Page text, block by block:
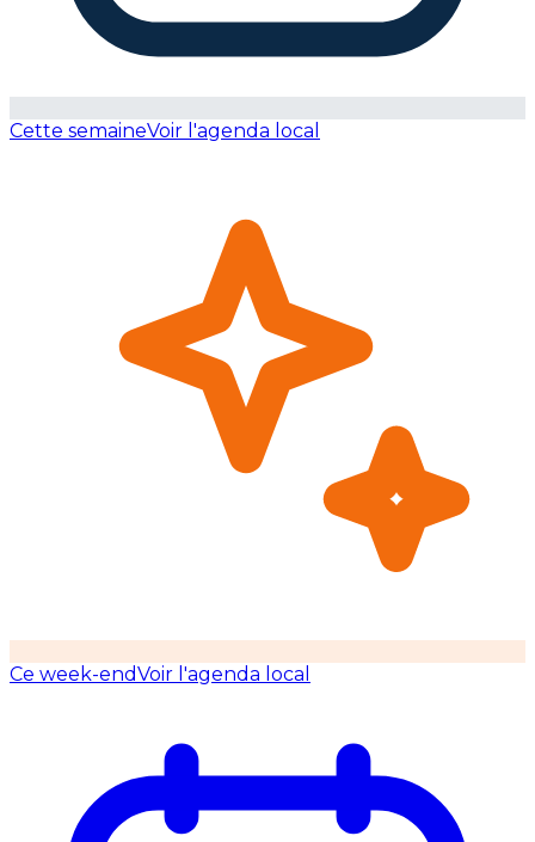
Cette semaineVoir l'agenda local
Ce week-endVoir l'agenda local